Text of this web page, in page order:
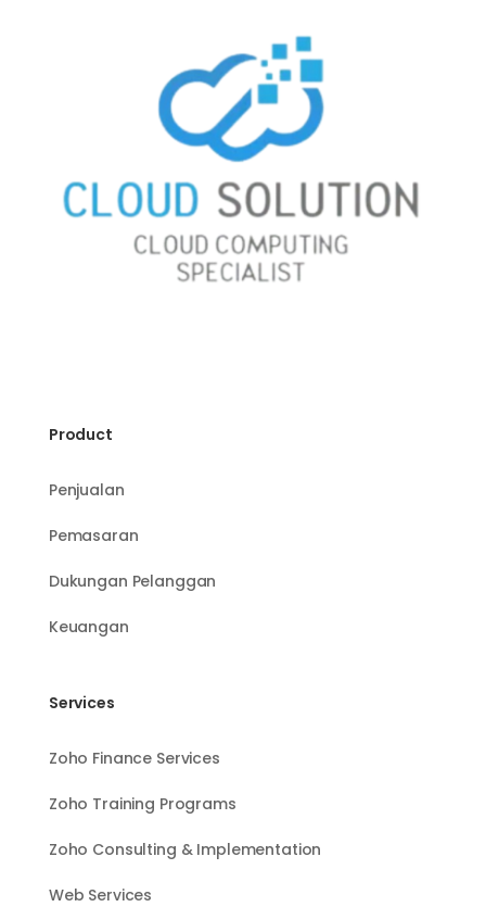
Product
Penjualan
Pemasaran
Dukungan Pelanggan
Keuangan
Services
Zoho Finance Services
Zoho Training Programs
Zoho Consulting & Implementation
Web Services